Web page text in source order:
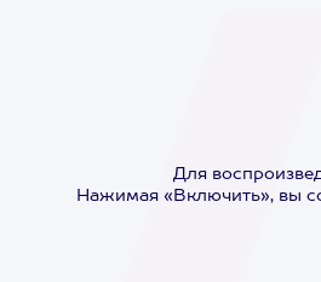
Для
Нажимая «Включить», вы